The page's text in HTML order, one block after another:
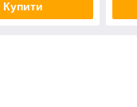
Купити